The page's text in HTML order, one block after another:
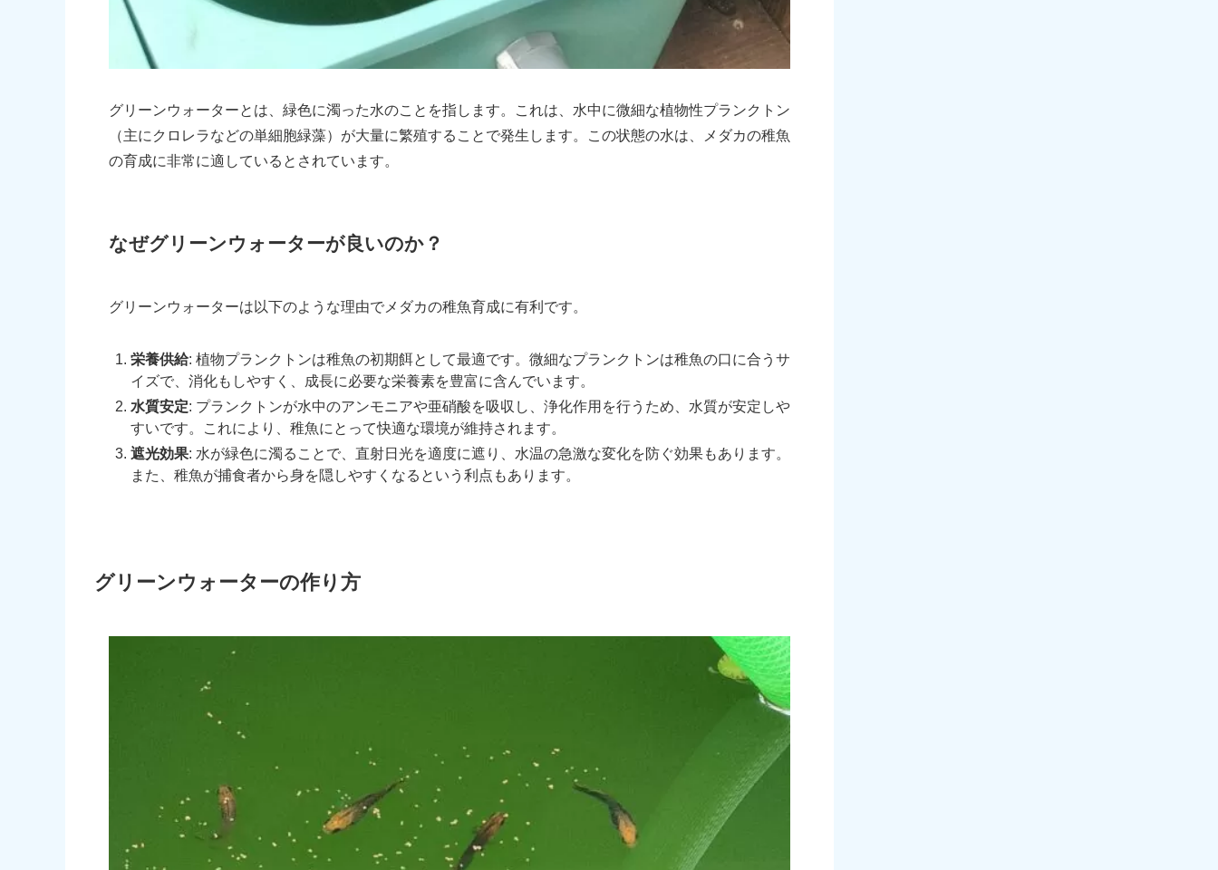
グリーンウォーターとは、緑色に濁った水のことを指します。これは、水中に微細な植物性プランクトン
（主にクロレラなどの単細胞緑藻）が大量に繁殖することで発生します。この状態の水は、メダカの稚魚
の育成に非常に適しているとされています。
なぜグリーンウォーターが良いのか？
グリーンウォーターは以下のような理由でメダカの稚魚育成に有利です。
栄養供給: 植物プランクトンは稚魚の初期餌として最適です。微細なプランクトンは稚魚の口に合うサ
イズで、消化もしやすく、成長に必要な栄養素を豊富に含んでいます。
水質安定: プランクトンが水中のアンモニアや亜硝酸を吸収し、浄化作用を行うため、水質が安定しや
すいです。これにより、稚魚にとって快適な環境が維持されます。
遮光効果: 水が緑色に濁ることで、直射日光を適度に遮り、水温の急激な変化を防ぐ効果もあります。
また、稚魚が捕食者から身を隠しやすくなるという利点もあります。
グリーンウォーターの作り方